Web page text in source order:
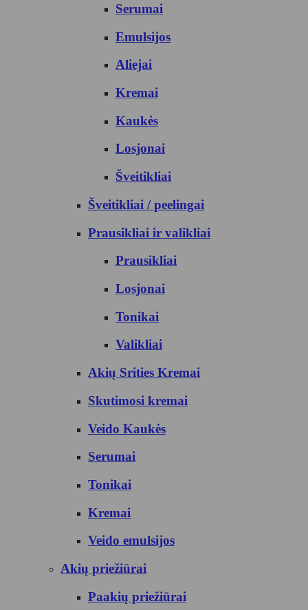
Serumai
Emulsijos
Aliejai
Kremai
Kaukės
Losjonai
Šveitikliai
Šveitikliai / peelingai
Prausikliai ir valikliai
Prausikliai
Losjonai
Tonikai
Valikliai
Akių Srities Kremai
Skutimosi kremai
Veido Kaukės
Serumai
Tonikai
Kremai
Veido emulsijos
Akių priežiūrai
Paakių priežiūrai